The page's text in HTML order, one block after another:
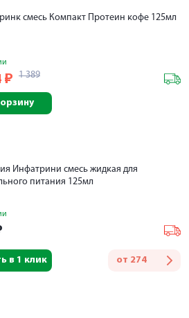
смесь Компакт Протеин кофе 125мл
₽ 1 389
Инфатрини смесь жидкая для
питания 125мл
от 274
в 1 клик